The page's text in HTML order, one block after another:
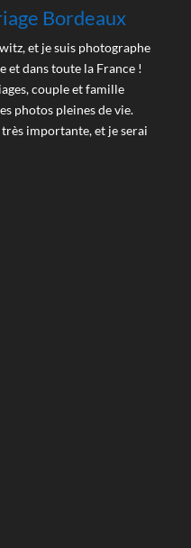
Bordeaux
et je suis photographe
et dans toute la France !
couple et famille
photos pleines de vie.
importante, et je serai